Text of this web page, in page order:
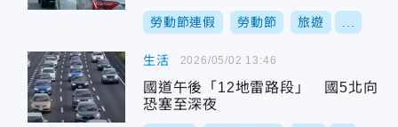
勞動節連假 勞動節 旅遊
生活
國道午後「12地雷路段」 國5北向
恐塞至深夜
2026/05/02 13:46